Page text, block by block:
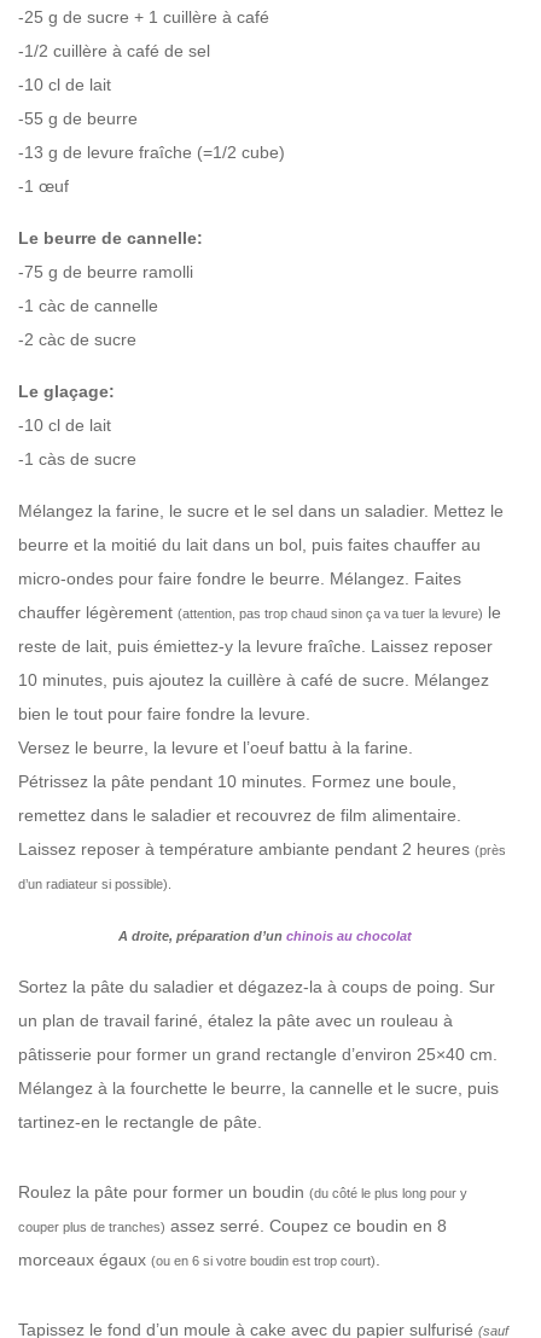
-25 g de sucre + 1 cuillère à café
-1/2 cuillère à café de sel
-10 cl de lait
-55 g de beurre
-13 g de levure fraîche (=1/2 cube)
-1 œuf
Le beurre de cannelle:
-75 g de beurre ramolli
-1 càc de cannelle
-2 càc de sucre
Le glaçage:
-10 cl de lait
-1 càs de sucre
Mélangez la farine, le sucre et le sel dans un saladier. Mettez le
beurre et la moitié du lait dans un bol, puis faites chauffer au
micro-ondes pour faire fondre le beurre. Mélangez. Faites
chauffer légèrement (attention, pas trop chaud sinon ça va tuer la levure) le
reste de lait, puis émiettez-y la levure fraîche. Laissez reposer
10 minutes, puis ajoutez la cuillère à café de sucre. Mélangez
bien le tout pour faire fondre la levure.
Versez le beurre, la levure et l’oeuf battu à la farine.
Pétrissez la pâte pendant 10 minutes. Formez une boule,
remettez dans le saladier et recouvrez de film alimentaire.
Laissez reposer à température ambiante pendant 2 heures (près
d’un radiateur si possible).
A droite, préparation d’un chinois au chocolat
Sortez la pâte du saladier et dégazez-la à coups de poing. Sur
un plan de travail fariné, étalez la pâte avec un rouleau à
pâtisserie pour former un grand rectangle d’environ 25×40 cm.
Mélangez à la fourchette le beurre, la cannelle et le sucre, puis
tartinez-en le rectangle de pâte.
Roulez la pâte pour former un boudin (du côté le plus long pour y
couper plus de tranches) assez serré. Coupez ce boudin en 8
morceaux égaux (ou en 6 si votre boudin est trop court).
Tapissez le fond d’un moule à cake avec du papier sulfurisé (sauf